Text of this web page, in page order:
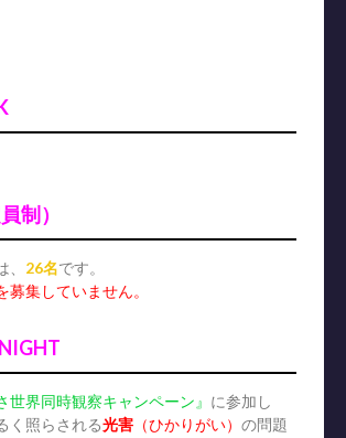
制）
26名です。
集していません。
世界同時観察キャンペーン』 に参加し
く照らされる光害 （ひかりがい） の問題